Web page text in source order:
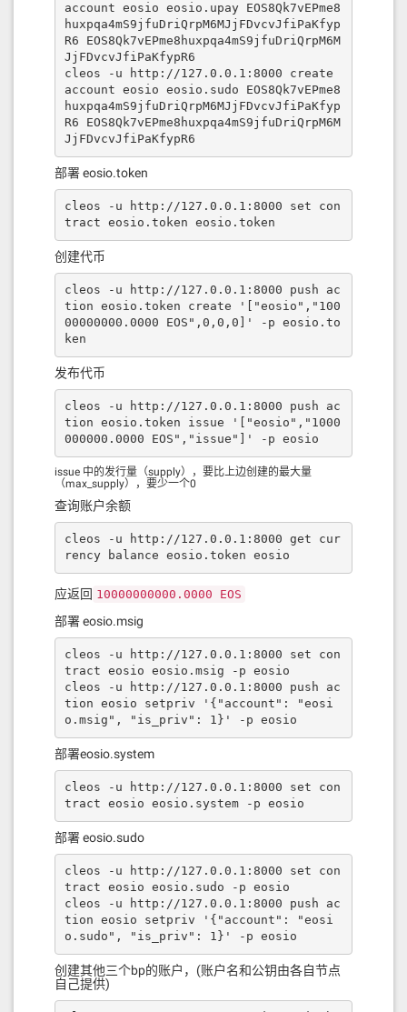
account eosio eosio.upay EOS8Qk7vEPme8
huxpqa4mS9jfuDriQrpM6MJjFDvcvJfiPaKfyp
R6 EOS8Qk7vEPme8huxpqa4mS9jfuDriQrpM6M
JjFDvcvJfiPaKfypR6
cleos -u http://127.0.0.1:8000 create
account eosio eosio.sudo EOS8Qk7vEPme8
huxpqa4mS9jfuDriQrpM6MJjFDvcvJfiPaKfyp
R6 EOS8Qk7vEPme8huxpqa4mS9jfuDriQrpM6M
JjFDvcvJfiPaKfypR6
部署 eosio.token
cleos -u http://127.0.0.1:8000 set con
tract eosio.token eosio.token
创建代币
cleos -u http://127.0.0.1:8000 push ac
tion eosio.token create '["eosio","100
00000000.0000 EOS",0,0,0]' -p eosio.to
ken
发布代币
cleos -u http://127.0.0.1:8000 push ac
tion eosio.token issue '["eosio","1000
000000.0000 EOS","issue"]' -p eosio
issue 中的发行量（supply），要比上边创建的最大量
（max_supply），要少一个0
查询账户余额
cleos -u http://127.0.0.1:8000 get cur
rency balance eosio.token eosio
应返回 10000000000.0000 EOS
部署 eosio.msig
cleos -u http://127.0.0.1:8000 set con
tract eosio eosio.msig -p eosio
cleos -u http://127.0.0.1:8000 push ac
tion eosio setpriv '{"account": "eosi
o.msig", "is_priv": 1}' -p eosio
部署eosio.system
cleos -u http://127.0.0.1:8000 set con
tract eosio eosio.system -p eosio
部署 eosio.sudo
cleos -u http://127.0.0.1:8000 set con
tract eosio eosio.sudo -p eosio
cleos -u http://127.0.0.1:8000 push ac
tion eosio setpriv '{"account": "eosi
o.sudo", "is_priv": 1}' -p eosio
创建其他三个bp的账户，(账户名和公钥由各自节点
自己提供)